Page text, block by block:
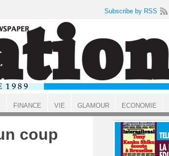
coup
Subscribe by RSS
FINANCE VIE GLAMOUR ECONOMIE